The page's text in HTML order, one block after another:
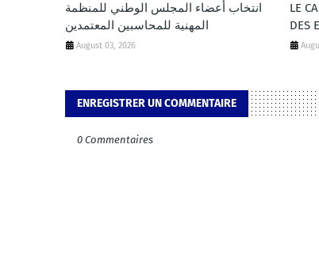
انتخاب أعضاء المجلس الوطني للمنظمة
المهنية للمحاسبين المعتمدين
August 03, 2026
LE
DES
ENREGISTRER UN COMMENTAIRE
0 Commentaires